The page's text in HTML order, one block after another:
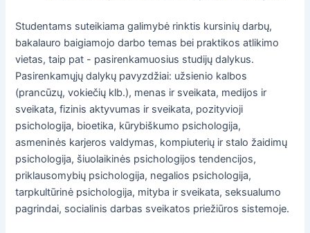
Studentams suteikiama galimybė rinktis kursinių darbų,
bakalauro baigiamojo darbo temas bei praktikos atlikimo
vietas, taip pat - pasirenkamuosius studijų dalykus.
Pasirenkamųjų dalykų pavyzdžiai: užsienio kalbos
(prancūzų, vokiečių klb.), menas ir sveikata, medijos ir
sveikata, fizinis aktyvumas ir sveikata, pozityvioji
psichologija, bioetika, kūrybiškumo psichologija,
asmeninės karjeros valdymas, kompiuterių ir stalo žaidimų
psichologija, šiuolaikinės psichologijos tendencijos,
priklausomybių psichologija, negalios psichologija,
tarpkultūrinė psichologija, mityba ir sveikata, seksualumo
pagrindai, socialinis darbas sveikatos priežiūros sistemoje.